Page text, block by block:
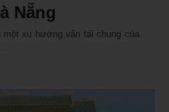
Nẵng
một xu hướng vận tải chung của